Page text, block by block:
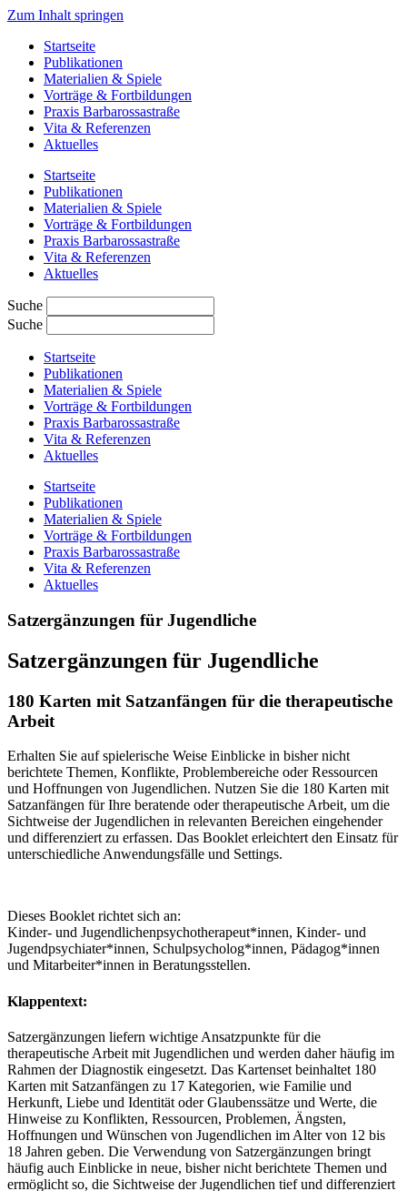
Zum Inhalt springen
Startseite
Publikationen
Materialien & Spiele
Vorträge & Fortbildungen
Praxis Barbarossastraße
Vita & Referenzen
Aktuelles
Startseite
Publikationen
Materialien & Spiele
Vorträge & Fortbildungen
Praxis Barbarossastraße
Vita & Referenzen
Aktuelles
Suche
Suche
Startseite
Publikationen
Materialien & Spiele
Vorträge & Fortbildungen
Praxis Barbarossastraße
Vita & Referenzen
Aktuelles
Startseite
Publikationen
Materialien & Spiele
Vorträge & Fortbildungen
Praxis Barbarossastraße
Vita & Referenzen
Aktuelles
Satzergänzungen für Jugendliche
Satzergänzungen für Jugendliche
180 Karten mit Satzanfängen für die therapeutische
Arbeit
Erhalten Sie auf spielerische Weise Einblicke in bisher nicht
berichtete Themen, Konflikte, Problembereiche oder Ressourcen
und Hoffnungen von Jugendlichen. Nutzen Sie die 180 Karten mit
Satzanfängen für Ihre beratende oder therapeutische Arbeit, um die
Sichtweise der Jugendlichen in relevanten Bereichen eingehender
und differenziert zu erfassen. Das Booklet erleichtert den Einsatz für
unterschiedliche Anwendungsfälle und Settings.
Dieses Booklet richtet sich an:
Kinder- und Jugendlichenpsychotherapeut*innen, Kinder- und
Jugendpsychiater*innen, Schulpsycholog*innen, Pädagog*innen
und Mitarbeiter*innen in Beratungsstellen.
Klappentext:
Satzergänzungen liefern wichtige Ansatzpunkte für die
therapeutische Arbeit mit Jugendlichen und werden daher häufig im
Rahmen der Diagnostik eingesetzt. Das Kartenset beinhaltet 180
Karten mit Satzanfängen zu 17 Kategorien, wie Familie und
Herkunft, Liebe und Identität oder Glaubenssätze und Werte, die
Hinweise zu Konflikten, Ressourcen, Problemen, Ängsten,
Hoffnungen und Wünschen von Jugendlichen im Alter von 12 bis
18 Jahren geben. Die Verwendung von Satzergänzungen bringt
häufig auch Einblicke in neue, bisher nicht berichtete Themen und
ermöglicht so, die Sichtweise der Jugendlichen tief und differenziert